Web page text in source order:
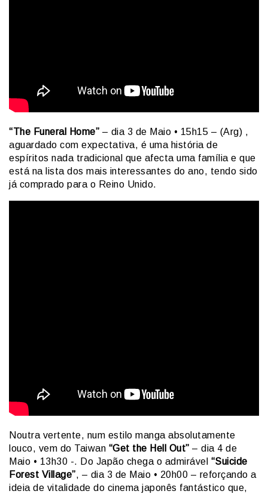
“The Funeral Home” – dia 3 de Maio • 15h15 – (Arg) ,
aguardado com expectativa, é uma história de
espíritos nada tradicional que afecta uma família e que
está na lista dos mais interessantes do ano, tendo sido
já comprado para o Reino Unido.
Noutra vertente, num estilo manga absolutamente
louco, vem do Taiwan “Get the Hell Out” – dia 4 de
Maio • 13h30 -. Do Japão chega o admirável “Suicide
Forest Village”, – dia 3 de Maio • 20h00 – reforçando a
ideia de vitalidade do cinema japonês fantástico que,